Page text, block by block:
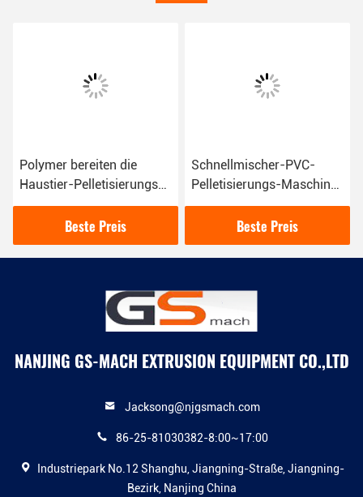
Polymer bereiten die
Haustier-Pelletisierungs-
Maschine auf und bereiten
Plastikgranulierer-
Maschine auf
Beste Preis
Schnellmischer-PVC-
Pelletisierungs-Maschine
mit Kapazität 500 - 600
Kilogramm/Stunde
Beste Preis
NANJING GS-MACH EXTRUSION EQUIPMENT CO.,LTD
Jacksong@njgsmach.com
86-25-81030382-8:00~17:00
Industriepark No.12 Shanghu, Jiangning-Straße, Jiangning-
Bezirk, Nanjing China